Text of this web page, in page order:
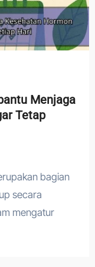
Menjaga
Tetap
secara
mengatur